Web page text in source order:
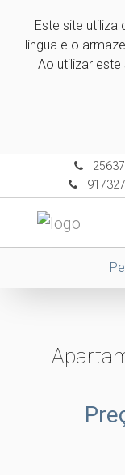
Este site utiliza
língua e o
Ao utilizar